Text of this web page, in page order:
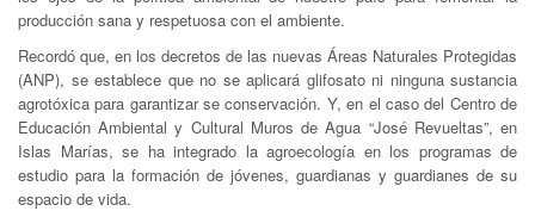
producción sana y respetuosa con el ambiente.
Recordó que, en los decretos de las nuevas Áreas Naturales Protegidas
(ANP), se establece que no se aplicará glifosato ni ninguna sustancia
agrotóxica para garantizar se conservación. Y, en el caso del Centro de
Educación Ambiental y Cultural Muros de Agua “José Revueltas”, en
Islas Marías, se ha integrado la agroecología en los programas de
estudio para la formación de jóvenes, guardianas y guardianes de su
espacio de vida.